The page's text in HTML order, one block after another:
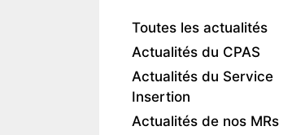
Toutes les actualités
Actualités du CPAS
Actualités du Service
Insertion
Actualités de nos MRs